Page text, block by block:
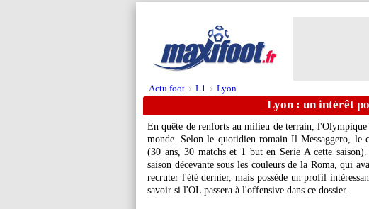
Actu foot > L1 > Lyon
Lyon : un intérêt
En quête de renforts au milieu de terrain,
monde. Selon le quotidien romain Il Messaggero, le
(30 ans, 30 matchs et 1 but en Serie A cette
saison décevante sous les couleurs de la Roma, qui
recruter l'été dernier, mais possède un profil
savoir si l'OL passera à l'offensive dans ce dossier.